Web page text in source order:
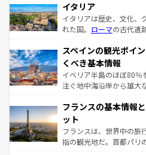
イタリア
イタリアは歴史、文化、
れた国。 ローマの古代遺
ろん、トスカーナの美し
景など、自然景観も見逃
ピザやパスタなど、絶品
できる。朝目覚めてから
なお、新着のイタリア情
しい。
スペインの観光ポイ
くべき基本情報
イベリア半島のほぼ80％
注ぐ地中海沿岸から雄大
文化が根付くこの国では
れる闘牛、そして美味し
る。首都マドリードの洗
アートに溢れた街角から
フランスの基本情報
ット
フランスは、世界中の旅
指の観光地だ。首都パリ